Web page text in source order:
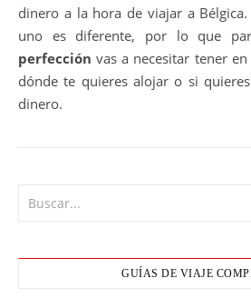
dinero a la hora de viajar a
uno es diferente, por lo que
perfección vas a necesitar tener
dónde te quieres alojar o si
dinero.
GUÍAS DE VIAJE